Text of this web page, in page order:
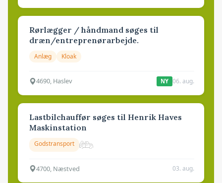
Rørlægger / håndmand søges til
dræn/entreprenørarbejde.
Anlæg Kloak
4690, Haslev NY 06. aug.
Lastbilchauffør søges til Henrik Haves
Maskinstation
Godstransport
4700, Næstved 03. aug.